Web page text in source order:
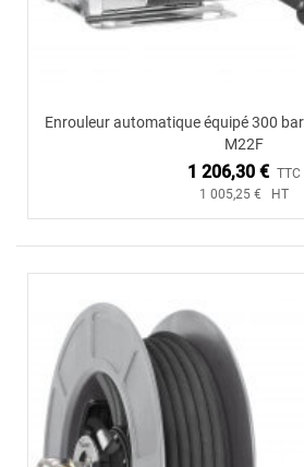
Enrouleur automatique équipé 300
M22F
1 206,30 € TTC
1 005,25 € HT